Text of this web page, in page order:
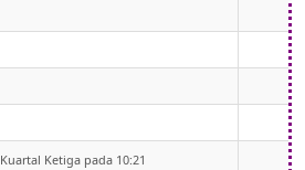
Kuartal Ketiga pada 10:21